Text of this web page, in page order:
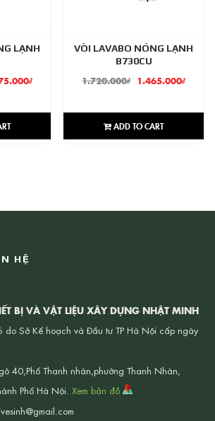
LẠNH
₫
VÒI LAVABO NÓNG LẠNH
B730CU
1.720.000₫ 1.465.000₫
ADD TO CART
HỆ
BỊ VÀ VẬT LIỆU XÂY DỰNG NHẬT MINH
do Sở Kế hoạch và Đầu tư TP Hà Nội cấp ngày
40,Phố Thanh nhàn,phường Thanh Nhàn,
Phố Hà Nội. Xem bản đồ